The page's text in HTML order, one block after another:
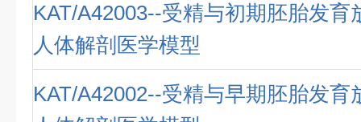
KAT/A42003--受精与初期胚胎发育
人体解剖医学模型
KAT/A42002--受精与早期胚胎发育